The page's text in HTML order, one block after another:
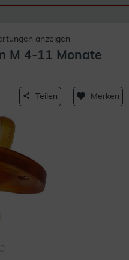
anzeigen
M 4-11 Monate
Teilen Merken